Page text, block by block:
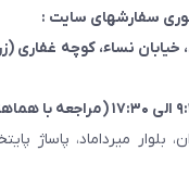
سفارشهای سایت :
خیابان نساء، کوچه غفاری
بلوار میرداماد، پاساژ